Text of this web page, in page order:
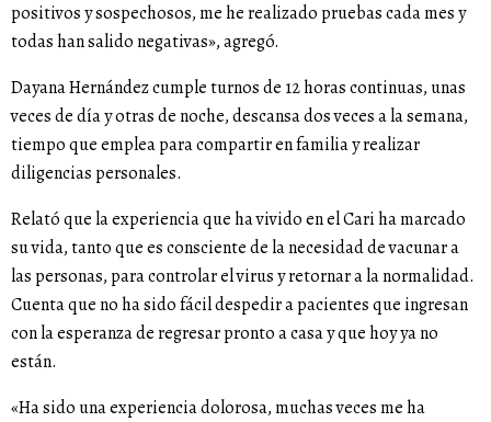
positivos y sospechosos, me he realizado pruebas cada mes y
todas han salido negativas», agregó.
Dayana Hernández cumple turnos de 12 horas continuas, unas
veces de día y otras de noche, descansa dos veces a la semana,
tiempo que emplea para compartir en familia y realizar
diligencias personales.
Relató que la experiencia que ha vivido en el Cari ha marcado
su vida, tanto que es consciente de la necesidad de vacunar a
las personas, para controlar el virus y retornar a la normalidad.
Cuenta que no ha sido fácil despedir a pacientes que ingresan
con la esperanza de regresar pronto a casa y que hoy ya no
están.
«Ha sido una experiencia dolorosa, muchas veces me ha